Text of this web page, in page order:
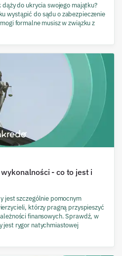
dąży do ukrycia swojego majątku?
wystąpić do sądu o zabezpieczenie
formalne musisz w związku z
- co to jest i
jest szczególnie pomocnym
którzy pragną przyspieszyć
finansowych. Sprawdź, w
jest rygor natychmiastowej